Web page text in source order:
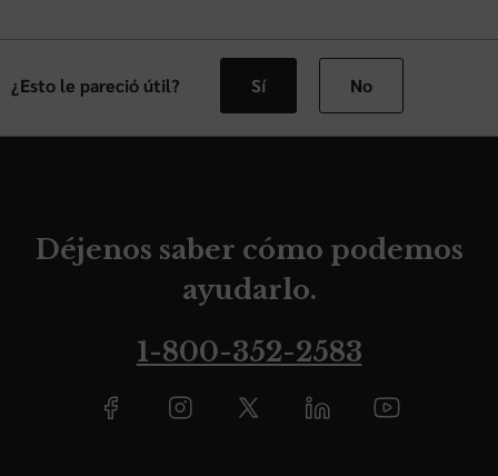
¿Esto le pareció útil? Sí No
Déjenos saber cómo podemos
ayudarlo.
1-800-352-2583